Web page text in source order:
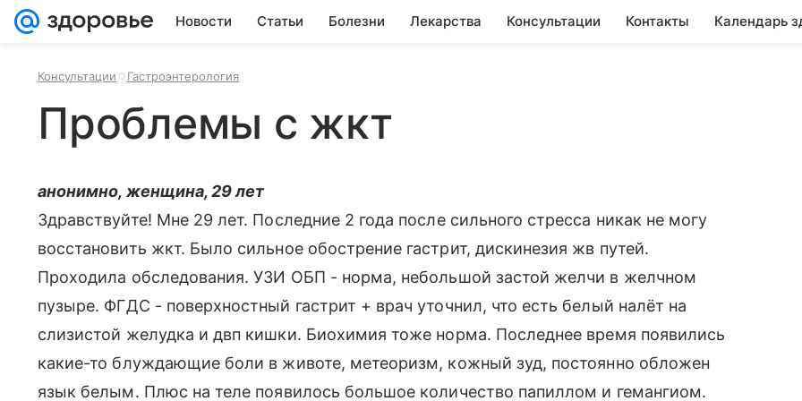
Новости Статьи Болезни Лекарства Консультации Контакты Календарь
Консультации Гастроэнтерология
Проблемы с жкт
анонимно, женщина, 29 лет
Здравствуйте! Мне 29 лет. Последние 2 года после сильного стресса никак не могу
восстановить жкт. Было сильное обострение гастрит, дискинезия жв путей.
Проходила обследования. УЗИ ОБП - норма, небольшой застой желчи в желчном
пузыре. ФГДС - поверхностный гастрит + врач уточнил, что есть белый налёт на
слизистой желудка и двп кишки. Биохимия тоже норма. Последнее время появились
какие-то блуждающие боли в животе, метеоризм, кожный зуд, постоянно обложен
язык белым. Плюс на теле появилось большое количество папиллом и гемангиом.